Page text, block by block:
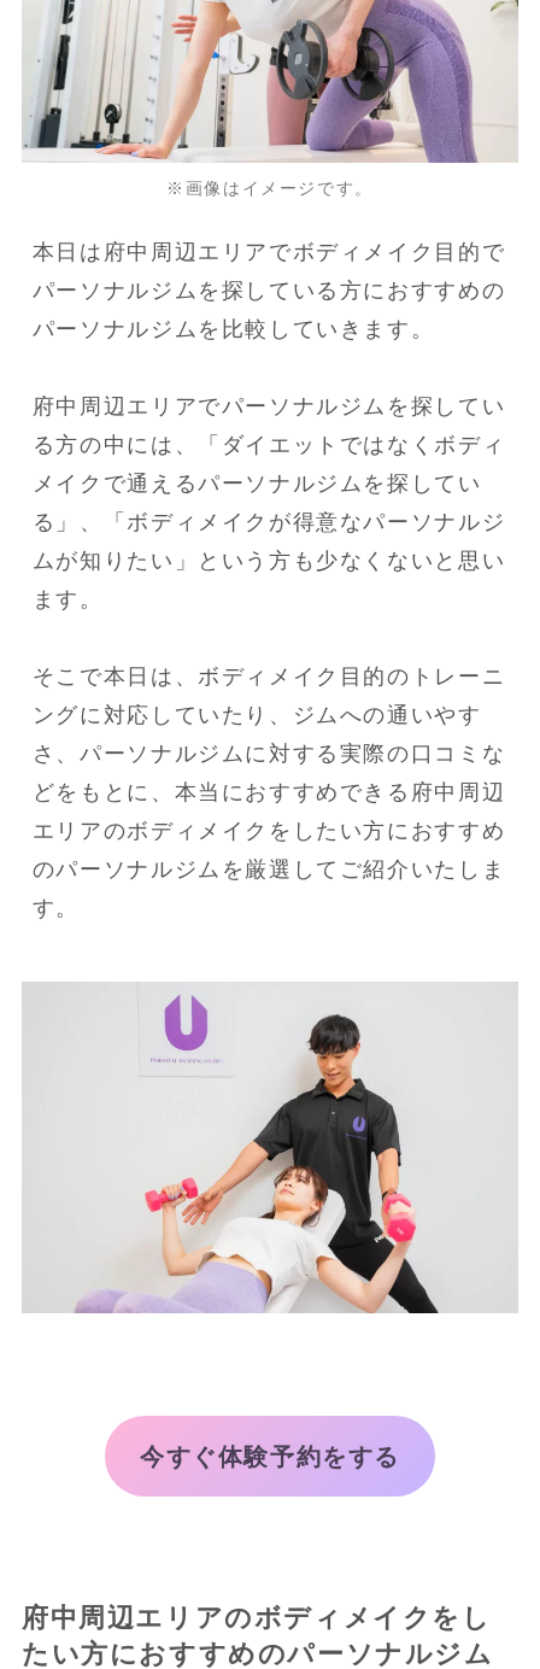
※画像はイメージです。
本日は府中周辺エリアでボディメイク目的で
パーソナルジムを探している方におすすめの
パーソナルジムを比較していきます。
府中周辺エリアでパーソナルジムを探してい
る方の中には、「ダイエットではなくボディ
メイクで通えるパーソナルジムを探してい
る」、「ボディメイクが得意なパーソナルジ
ムが知りたい」という方も少なくないと思い
ます。
そこで本日は、ボディメイク目的のトレーニ
ングに対応していたり、ジムへの通いやす
さ、パーソナルジムに対する実際の口コミな
どをもとに、本当におすすめできる府中周辺
エリアのボディメイクをしたい方におすすめ
のパーソナルジムを厳選してご紹介いたしま
す。
今すぐ体験予約をする
府中周辺エリアのボディメイクをし
たい方におすすめのパーソナルジム